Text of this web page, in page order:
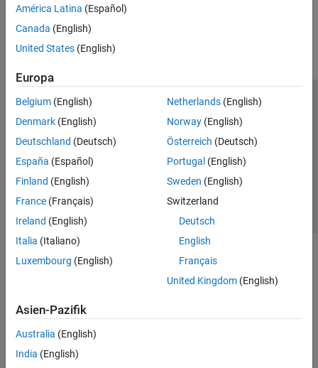
América Latina (Español)
Canada (English)
United States (English)
Europa
Belgium (English)
Denmark (English)
Deutschland (Deutsch)
España (Español)
Finland (English)
France (Français)
Ireland (English)
Italia (Italiano)
Luxembourg (English)
Netherlands(English)
Norway(English)
Österreich (Deutsch)
Portugal (English)
Sweden (English)
Switzerland
Deutsch
English
Français
United Kingdom(English)
Asien-Pazifik
Australia (English)
India (English)
Trust Center
Datenschutz-Richtlinien
Datendiebstahl verhindern
Status von Anwendungen
© 1994-2026 The MathWorks, Inc.
Website auswählen
Deutschland